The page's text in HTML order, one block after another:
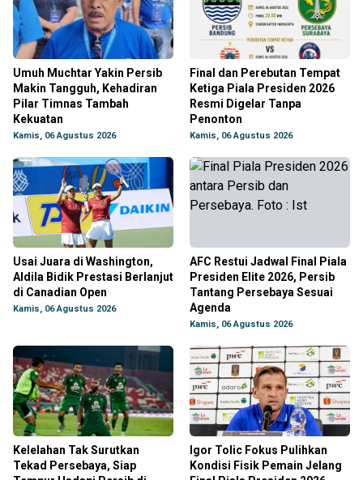
Umuh Muchtar Yakin Persib
Makin Tangguh, Kehadiran
Pilar Timnas Tambah
Kekuatan
Kamis, 06 Agustus 2026
Final dan Perebutan Tempat
Ketiga Piala Presiden 2026
Resmi Digelar Tanpa
Penonton
Kamis, 06 Agustus 2026
Usai Juara di Washington,
Aldila Bidik Prestasi Berlanjut
di Canadian Open
Kamis, 06 Agustus 2026
AFC Restui Jadwal Final Piala
Presiden Elite 2026, Persib
Tantang Persebaya Sesuai
Agenda
Kamis, 06 Agustus 2026
Kelelahan Tak Surutkan
Tekad Persebaya, Siap
Igor Tolic Fokus Pulihkan
Kondisi Fisik Pemain Jelang